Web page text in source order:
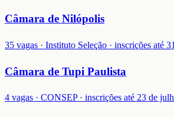
Câmara de Nilópolis
35 vagas · Instituto Seleção · inscrições até
Câmara de Tupi Paulista
4 vagas · CONSEP · inscrições até 23 de